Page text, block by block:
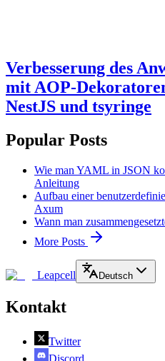
Verbesserung des
mit AOP-
NestJS und tsyringe
Popular Posts
Wie man YAML in JSON
Anleitung
Aufbau einer
Axum
Wann man
More Posts
Leapcell Deutsch
Kontakt
Twitter
Discord